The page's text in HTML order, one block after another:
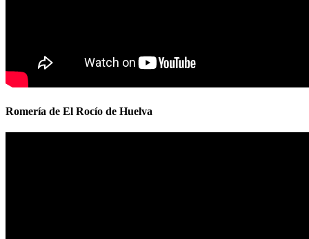
Romería de El Rocío de Huelva